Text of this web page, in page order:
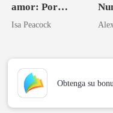
amor: Por
favor, ámame
Isa Peacock
Obtenga su